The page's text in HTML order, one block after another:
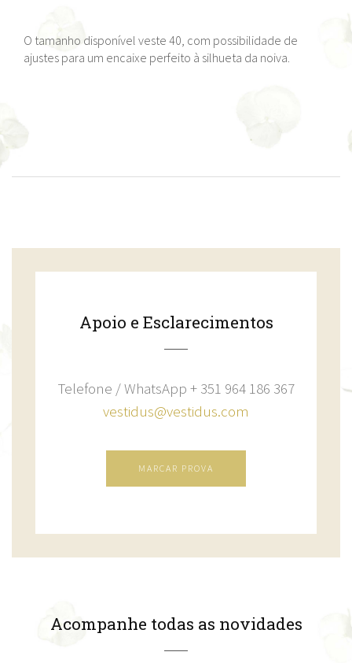
O tamanho disponível veste 40, com possibilidade de
ajustes para um encaixe perfeito à silhueta da noiva.
Apoio e Esclarecimentos
Telefone / WhatsApp + 351 964 186 367
vestidus@vestidus.com
MARCAR PROVA
Acompanhe todas as novidades